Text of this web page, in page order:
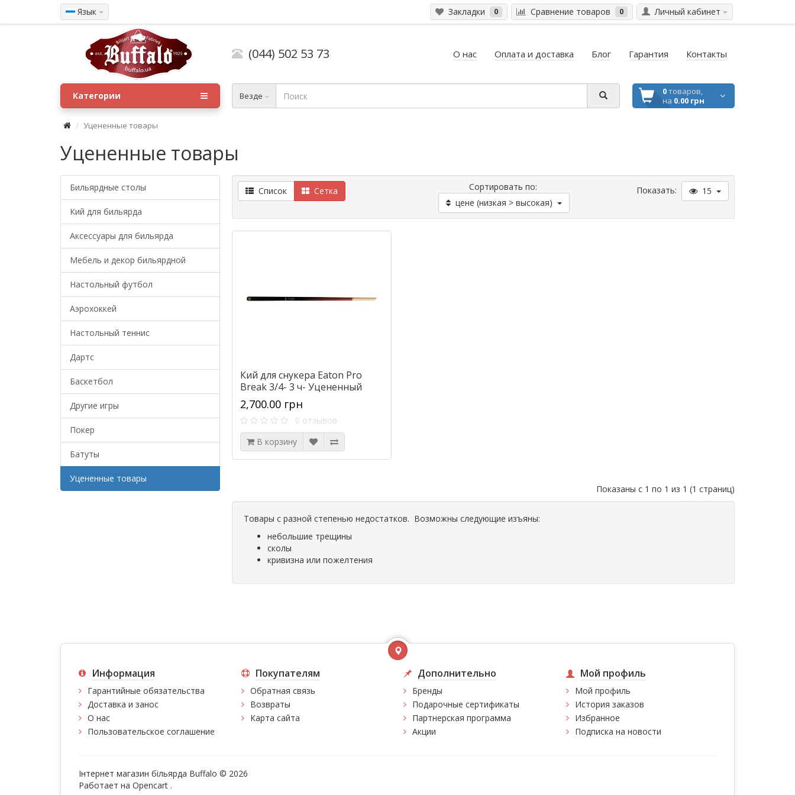
Язык Личный кабинет
Закладки 0 Сравнение товаров 0
(044) 502 53 73 О нас Оплата и доставка Блог Гарантия Контакты
Везде 0товаров,
на 0.00 грн
Категории
Уцененные товары
Уцененные товары
Бильярдные столы
Кий для бильярда
Аксессуары для бильярда
Мебель и декор бильярдной
Настольный футбол
Аэрохоккей
Настольный теннис
Дартс
Баскетбол
Другие игры
Покер
Батуты
Уцененные товары
Список Сетка
Сортировать по:
цене (низкая > высокая)
Показать: 15
Кий для снукера Eaton Pro
Break 3/4- 3 ч- Уцененный
2,700.00 грн
0 отзывов
В корзину
Показаны с 1 по 1 из 1 (1 страниц)
Товары с разной степенью недостатков. Возможны следующие изъяны:
небольшие трещины
сколы
кривизна или пожелтения
Информация
Гарантийные обязательства
Доставка и занос
О нас
Пользовательское соглашение
Покупателям
Обратная связь
Возвраты
Карта сайта
Дополнительно
Бренды
Подарочные сертификаты
Партнерская программа
Акции
Мой профиль
Мой профиль
История заказов
Избранное
Подписка на новости
Інтернет магазин більярда Buffalo © 2026
Работает на Opencart .